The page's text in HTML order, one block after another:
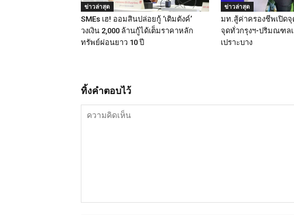
ข่าวล่าสุด
SMEs เฮ! ออมสินปล่อยกู้ ‘เติมตังค์’
วงเงิน 2,000 ล้านกู้ได้เต็มราคาหลัก
ทรัพย์ผ่อนยาว 10 ปี
ข่าวล่าสุด
มท.สู้ค่าครองชีพเปิดจุ
จุดทั่วกรุงฯ-ปริมณฑล
เปราะบาง
ทิ้งคำตอบไว้